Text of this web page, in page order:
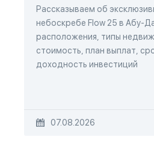
Рассказываем об
небоскребе Flow 25 в Абу-
расположения, типы
стоимость, план выплат,
доходность инвестиций
07.08.2026